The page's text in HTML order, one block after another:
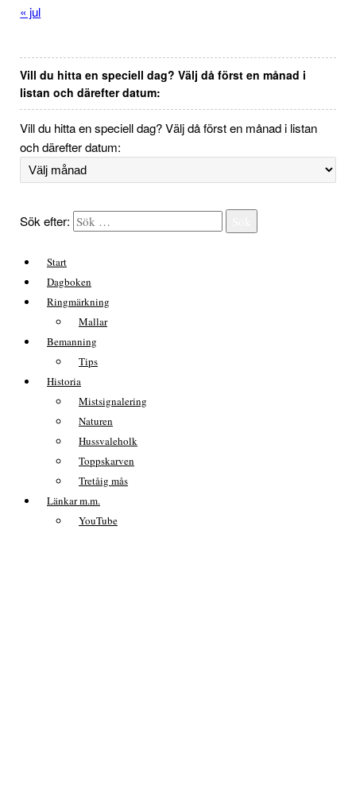
« jul
Vill du hitta en speciell dag? Välj då först en månad i
listan och därefter datum:
Vill du hitta en speciell dag? Välj då först en månad i listan
och därefter datum:
Sök efter:
Start
Dagboken
Ringmärkning
Mallar
Bemanning
Tips
Historia
Mistsignalering
Naturen
Hussvaleholk
Toppskarven
Tretåig mås
Länkar m.m.
YouTube